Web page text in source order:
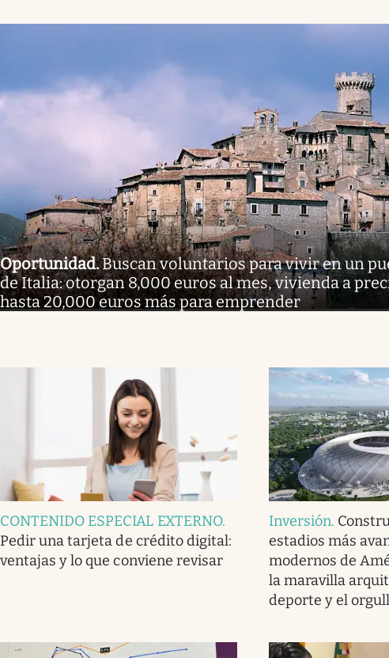
Oportunidad.Buscan voluntarios para vivir en un
de Italia: otorgan 8,000 euros al mes, vivienda a
hasta 20,000 euros más para emprender
CONTENIDO ESPECIAL EXTERNO.
Pedir una tarjeta de crédito digital:
ventajas y lo que conviene revisar
Inversión.
estadios más
modernos de
la maravilla
deporte y el